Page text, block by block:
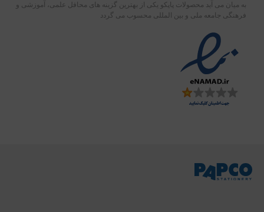
به میان می آید محصولات پاپکو یکی از بهترین گزینه های محافل علمی، آموزشی و
فرهنگی جامعه ملی و بین المللی محسوب می گردد